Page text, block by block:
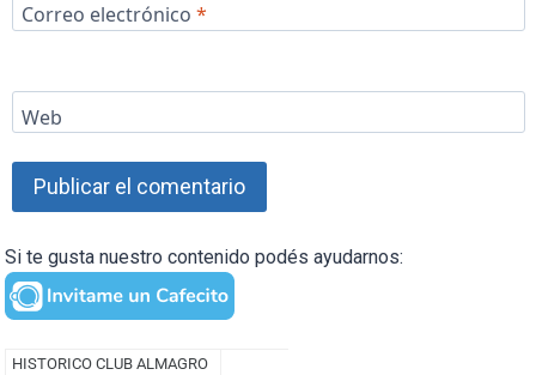
Correo electrónico *
Web
Si te gusta nuestro contenido podés ayudarnos: